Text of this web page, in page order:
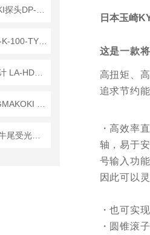
日本玉崎
这是一款
高扭矩、
追求节约
・高效率
轴，易于
号输入功
因此可以
・也可实现
・圆锥滚